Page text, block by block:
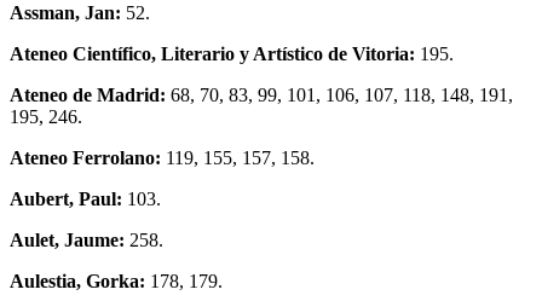
Assman, Jan: 52.
Ateneo Científico, Literario y Artístico de Vitoria: 195.
Ateneo de Madrid: 68, 70, 83, 99, 101, 106, 107, 118, 148, 191,
195, 246.
Ateneo Ferrolano: 119, 155, 157, 158.
Aubert, Paul: 103.
Aulet, Jaume: 258.
Aulestia, Gorka: 178, 179.